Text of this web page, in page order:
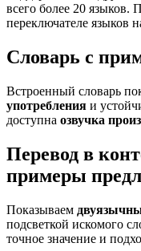
всего более 20 языков.
переключателе языков
Словарь с
Встроенный словарь
употребления и
доступна озвучка
Перевод в
примеры
Показываем
подсветкой искомого
точное значение и